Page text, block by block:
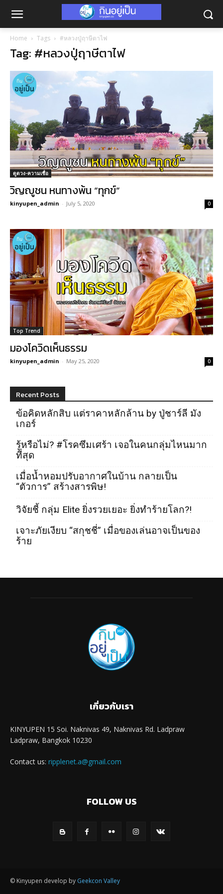
Home Tags #หลวงปู่ฤาษีตาไฟ
Tag: #หลวงปู่ฤาษีตาไฟ
ดูดวง-ความเชื่อ
วิญญูชน หนทางพ้น “ทุกข์”
kinyupen_admin - July 5, 2020 0
Top Trend
มองโควิดเห็นธรรม
kinyupen_admin - May 25, 2020 0
Recent Posts
ข้อคิดหลักสิบ แต่ราคาหลักล้าน by ปู่ชาร์ลี มัง
เกอร์
รู้หรือไม่? #โรคซึมเศร้า เจอในคนกลุ่มไหนมาก
ที่สุด
เมื่อน้ำหอมปรับอากาศในบ้าน กลายเป็น
“ตัวการ” สร้างสารพิษ!
วิจัยชี้ กลุ่ม Elite ยิ่งรวยเยอะ ยิ่งทำร้ายโลก?!
เจาะภัยเงียบ “สกุชชี่” เมื่อของเล่นอาจเป็นของ
ร้าย
เกี่ยวกับเรา
KINYUPEN 15 Soi. Naknivas 49, Naknivas Rd. Ladpraw
Ladpraw, Bangkok 10230
Contact us: ripplenet.a@gmail.com
FOLLOW US
© Kinyupen develop by Geekcon Valley